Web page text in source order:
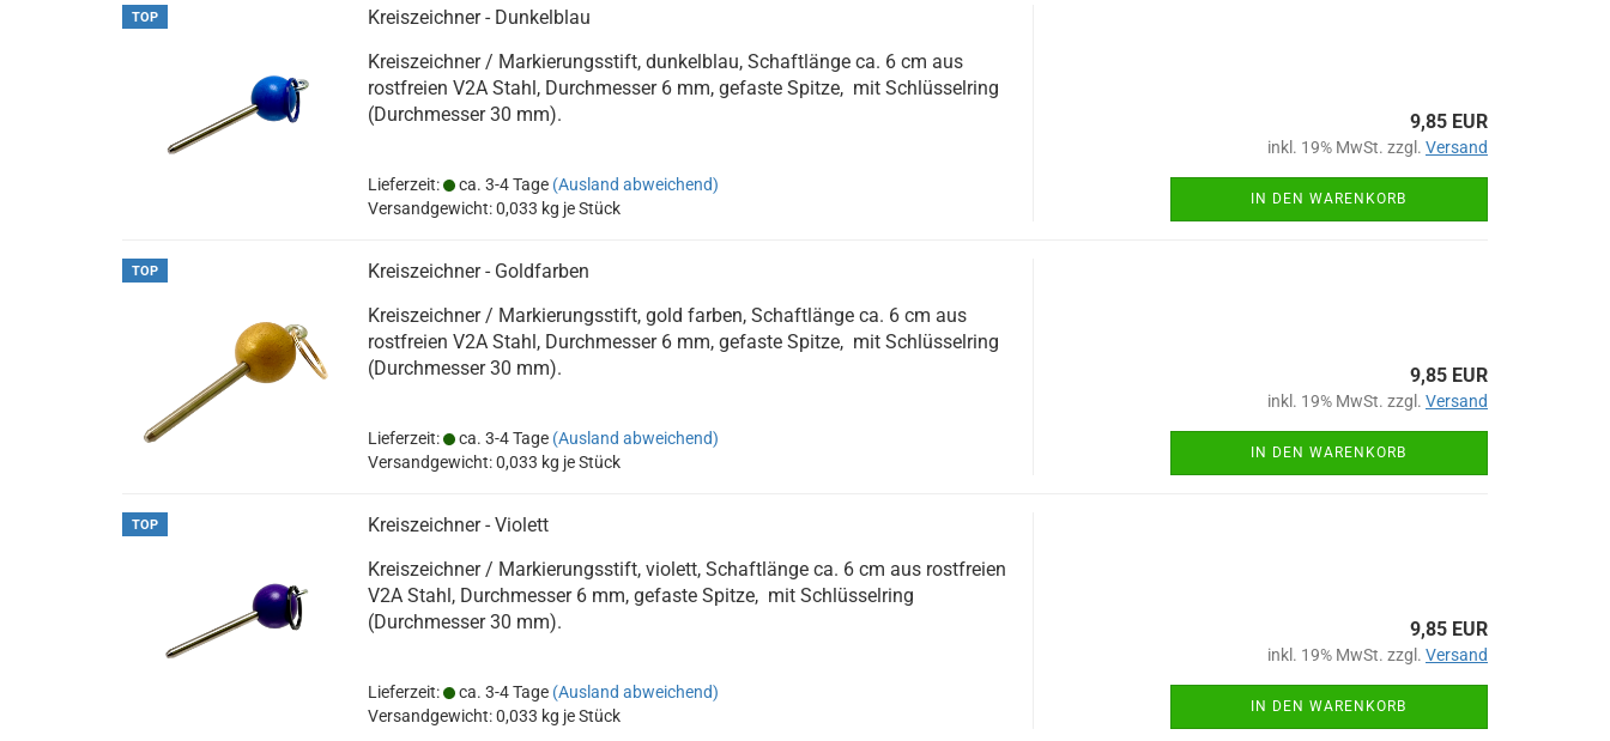
TOP
Kreiszeichner - Dunkelblau
Kreiszeichner / Markierungsstift, dunkelblau, Schaftlänge ca. 6 cm aus
rostfreien V2A Stahl, Durchmesser 6 mm, gefaste Spitze, mit Schlüsselring
(Durchmesser 30 mm).
Lieferzeit: ca. 3-4 Tage (Ausland abweichend)
Versandgewicht:0,033 kg je Stück
9,85 EUR
inkl. 19% MwSt. zzgl. Versand
IN DEN WARENKORB
TOP
Kreiszeichner - Goldfarben
Kreiszeichner / Markierungsstift, gold farben, Schaftlänge ca. 6 cm aus
rostfreien V2A Stahl, Durchmesser 6 mm, gefaste Spitze, mit Schlüsselring
(Durchmesser 30 mm).
Lieferzeit: ca. 3-4 Tage (Ausland abweichend)
Versandgewicht:0,033 kg je Stück
9,85 EUR
inkl. 19% MwSt. zzgl. Versand
IN DEN WARENKORB
TOP
Kreiszeichner - Violett
Kreiszeichner / Markierungsstift, violett, Schaftlänge ca. 6 cm aus rostfreien
V2A Stahl, Durchmesser 6 mm, gefaste Spitze, mit Schlüsselring
(Durchmesser 30 mm).
Lieferzeit: ca. 3-4 Tage (Ausland abweichend)
Versandgewicht:0,033 kg je Stück
9,85 EUR
inkl. 19% MwSt. zzgl. Versand
IN DEN WARENKORB